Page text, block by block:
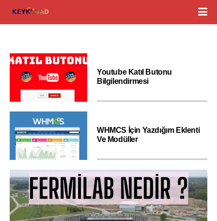
Youtube Katıl Butonu
Bilgilendirmesi
WHMCS İçin Yazdığım Eklenti
Ve Modüller